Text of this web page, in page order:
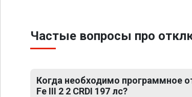
Частые вопросы про
Когда необходимо программное
Fe III 2 2 CRDI 197 лс?